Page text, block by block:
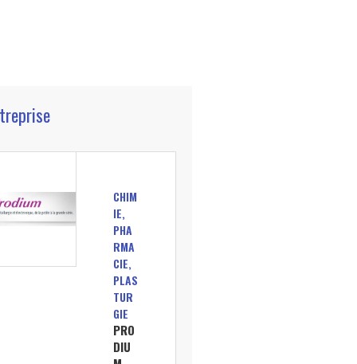
CHIM
IE,
PHA
RMA
CIE,
PLAS
TUR
GIE
PRO
DIU